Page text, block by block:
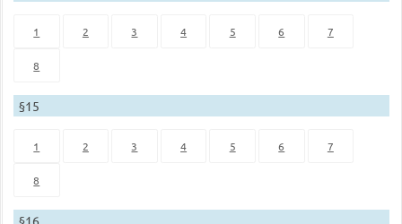
1 2 3 4 5 6 7
8
§15
1 2 3 4 5 6 7
8
§16